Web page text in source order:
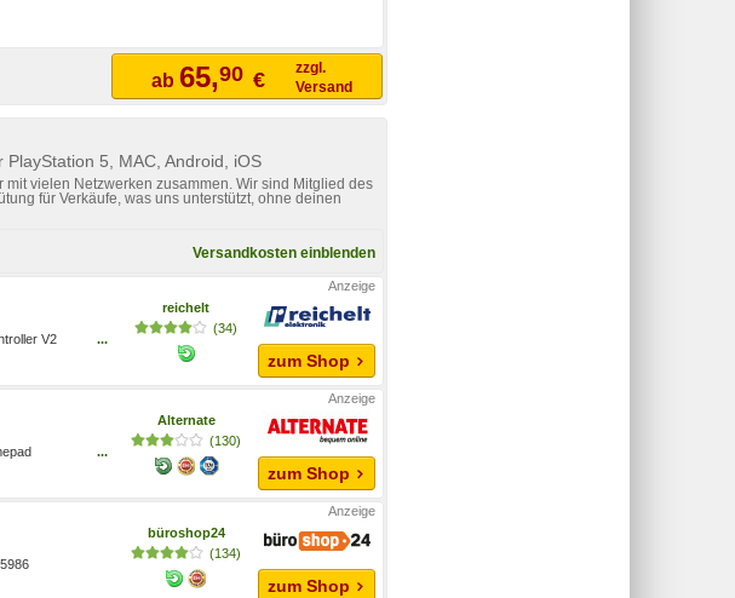
ab 65,90 €
zzgl.
Versand
5, MAC, Android, iOS
vielen Netzwerken zusammen. Wir sind Mitglied des
für Verkäufe, was uns unterstützt, ohne deinen
Versandkosten einblenden
V2
...
reichelt
(34)
zum Shop
...
Alternate
(130)
zum Shop
büroshop24
(134)
zum Shop